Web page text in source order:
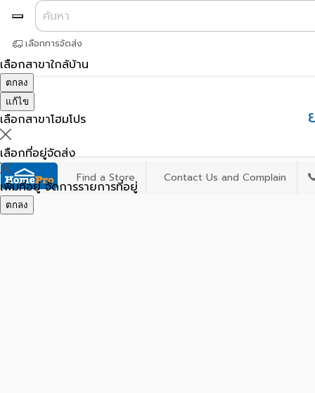
เลือกการจัดส่ง
เลือกสาขาใกล้บ้าน
ตกลง
แก้ไข
เลือกสาขาโฮมโปร
เลือกที่อยู่จัดส่ง
เพิ่มที่อยู่ จัดการรายการที่อยู่
ตกลง
Find a Store Contact Us and Complain